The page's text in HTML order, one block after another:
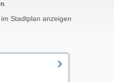
.
Stadtplan anzeigen